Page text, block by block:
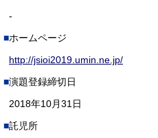
-
ホームページ
http://jsioi2019.umin.ne.jp/
演題登録締切日
2018年10月31日
託児所